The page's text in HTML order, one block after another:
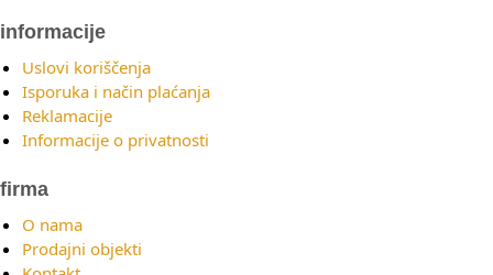
informacije
Uslovi koriščenja
Isporuka i način plaćanja
Reklamacije
Informacije o privatnosti
firma
O nama
Prodajni objekti